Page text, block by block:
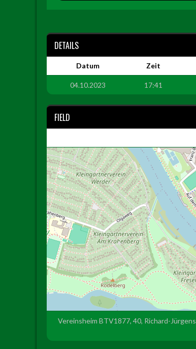
DETAILS
Datum Zeit
04.10.2023 17:41
FIELD
Vereinsheim BTV1877, 40, Richard-